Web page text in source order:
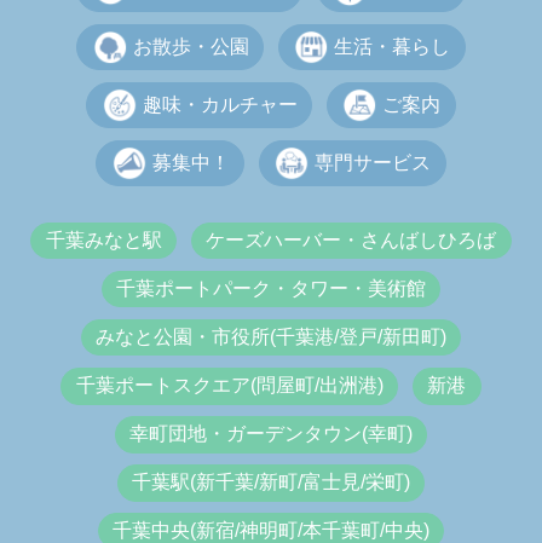
お散歩・公園 生活・暮らし
趣味・カルチャー ご案内
募集中！ 専門サービス
千葉みなと駅 ケーズハーバー・さんばしひろば
千葉ポートパーク・タワー・美術館
みなと公園・市役所(千葉港/登戸/新田町)
千葉ポートスクエア(問屋町/出洲港) 新港
幸町団地・ガーデンタウン(幸町)
千葉駅(新千葉/新町/富士見/栄町)
千葉中央(新宿/神明町/本千葉町/中央)